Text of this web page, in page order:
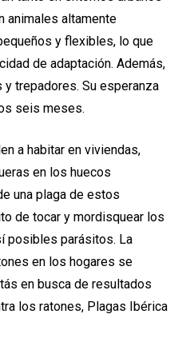
animales altamente
y flexibles, lo que
de adaptación. Además,
trepadores. Su esperanza
seis meses.
a habitar en viviendas,
en los huecos
una plaga de estos
de tocar y mordisquear los
posibles parásitos. La
en los hogares se
en busca de resultados
los ratones, Plagas Ibérica